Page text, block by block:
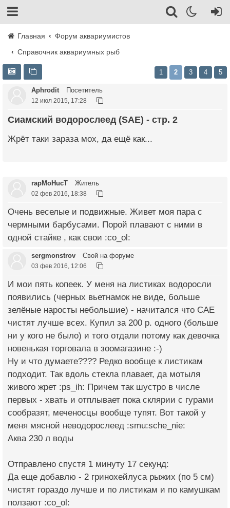
Главная
Форум аквариумистов
Справочник аквариумных рыб
1 2 3 4 5
Aphrodit Посетитель
12 июл 2015, 17:28
Сиамский водорослеед (SAE) - стр. 2
Жрёт таки зараза мох, да ещё как...
rapMoHucT Житель
02 фев 2016, 18:38
Очень веселые и подвижные. Живет моя пара с
чермными барбусами. Порой плавают с ними в
одной стайке , как свои :co_ol:
sergmonstrov Свой на форуме
03 фев 2016, 12:06
И мои пять копеек. У меня на листиках водоросли
появились (черных вьетнамок не виде, больше
зелёные наросты небольшие) - начитался что САЕ
чистят лучше всех. Купил за 200 р. одного (больше
ни у кого не было) и того отдали потому как девочка
новенькая торговала в зоомагазине :-)
Ну и что думаете???? Редко вообще к листикам
подходит. Так вдоль стекла плавает, да мотыля
живого жрет :ps_ih: Причем так шустро в числе
первых - хвать и отплывает пока склярии с гурами
сообразят, меченосцы вообще тупят. Вот такой у
меня мясной неводорослеед :smu:sche_nie:
Аква 230 л воды
Отправлено спустя 1 минуту 17 секунд:
Да еще добавлю - 2 гринохейлуса рыжих (по 5 см)
чистят гораздо лучше и по листикам и по камушкам
ползают :co_ol: